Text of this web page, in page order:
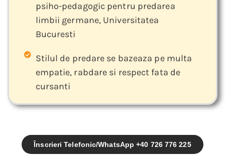
psiho-pedagogic pentru predarea
limbii germane, Universitatea
Bucuresti
Stilul de predare se bazeaza pe multa
empatie, rabdare si respect fata de
cursanti
Înscrieri Telefonic/WhatsApp +40 726 776 225